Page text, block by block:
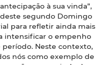
à sua vinda”,
segundo Domingo
para refletir ainda mais
intensificar o empenho
Neste contexto,
nós como exemplo de